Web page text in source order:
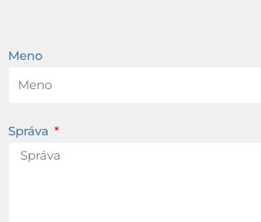
Meno
Správa